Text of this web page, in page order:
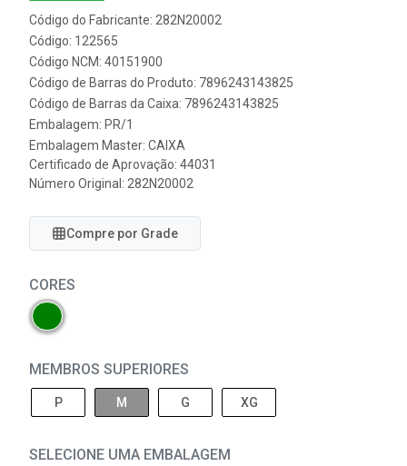
Código do Fabricante: 282N20002
Código: 122565
Código NCM: 40151900
Código de Barras do Produto: 7896243143825
Código de Barras da Caixa: 7896243143825
Embalagem: PR/1
Embalagem Master: CAIXA
Certificado de Aprovação: 44031
Número Original: 282N20002
Compre por Grade
CORES
MEMBROS SUPERIORES
P M G XG
SELECIONE UMA EMBALAGEM